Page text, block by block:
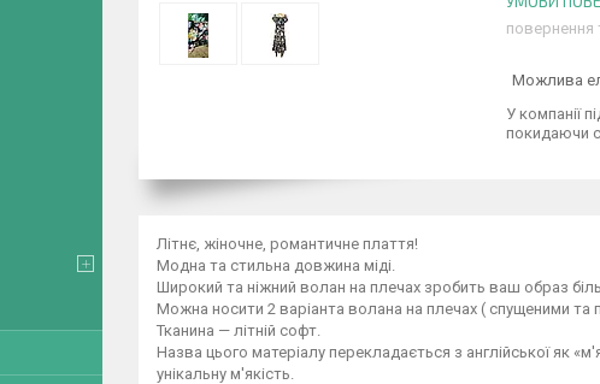
повернення
У компанії
покидаючи
Літнє, жіночне, романтичне плаття!
Модна та стильна довжина міді.
Широкий та ніжний волан на плечах зробить ваш образ
Можна носити 2 варіанта волана на плечах ( спущеними та
Тканина — літній софт.
Назва цього матеріалу перекладається з англійської як
унікальну м'якість.